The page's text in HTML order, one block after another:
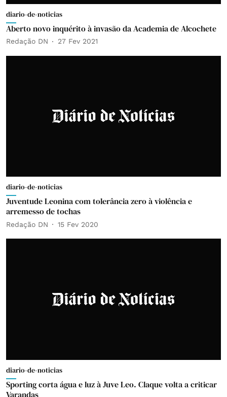
diario-de-noticias
Aberto novo inquérito à invasão da Academia de Alcochete
Redação DN 27 Fev 2021
diario-de-noticias
Juventude Leonina com tolerância zero à violência e
arremesso de tochas
Redação DN 15 Fev 2020
diario-de-noticias
Sporting corta água e luz à Juve Leo. Claque volta a criticar
Varandas